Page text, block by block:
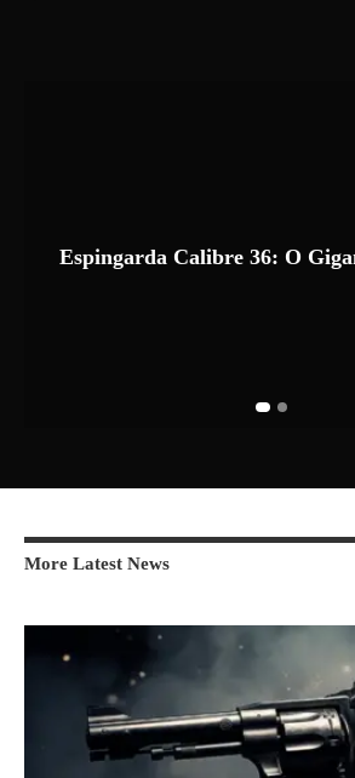
Espingarda Calibre 36: O
More Latest News